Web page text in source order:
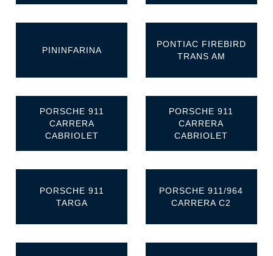
PININFARINA
PONTIAC FIREBIRD
TRANS AM
PORSCHE 911
CARRERA
CABRIOLET
PORSCHE 911
CARRERA
CABRIOLET
PORSCHE 911
TARGA
PORSCHE 911/964
CARRERA C2